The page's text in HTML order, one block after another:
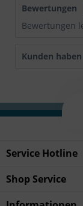
Bewertungen
Bewertungen
Kunden
Service Hotline
Shop Service